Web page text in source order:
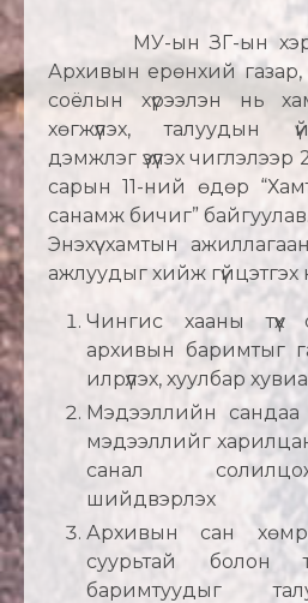
МУ-ын ЗГ-ын
Архивын ерөнхий
соёлын хүрээлэн нь
хөгжүүлэх, талуудын
дэмжлэг үзүүлэх
сарын 11-ний өдөр
санамж бичиг” байгуулав.
Энэхүү хамтын
ажлуудыг хийж гүйцэтгэх
Чингис хааны түүх
архивын баримтыг
илрүүлэх, хуулбар
Мэдээллийн сандаа
мэдээллийг
санал
шийдвэрлэх
Архивын сан
суурьтай болон
баримтуудыг